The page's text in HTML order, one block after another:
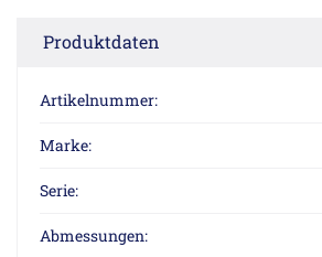
Produktdaten
Artikelnummer:
Marke:
Serie:
Abmessungen: